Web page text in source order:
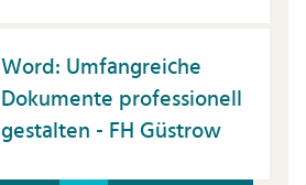
Word: Umfangreiche
Dokumente professionell
gestalten - FH Güstrow